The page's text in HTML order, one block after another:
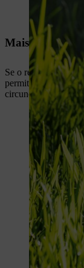
Mais comprido
Se o relvado estiver
permitirá que a
circundantes irão